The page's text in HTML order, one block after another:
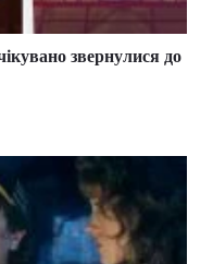
звернулися до